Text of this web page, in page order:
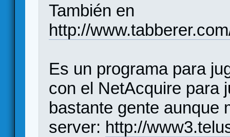
También en
http://
Es un programa para
con el NetAcquire para
bastante gente aunque
server: http://